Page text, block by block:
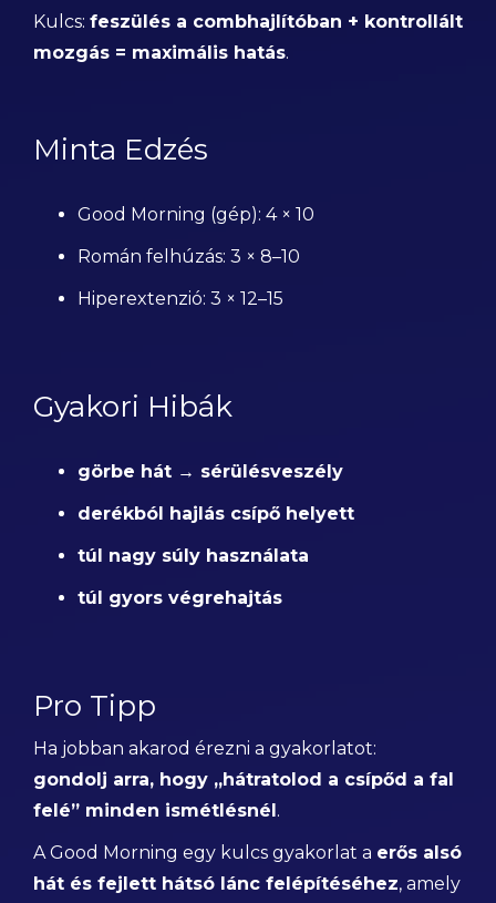
Kulcs: feszülés a combhajlítóban + kontrollált
mozgás = maximális hatás.
Minta Edzés
Good Morning (gép): 4 × 10
Román felhúzás: 3 × 8–10
Hiperextenzió: 3 × 12–15
Gyakori Hibák
görbe hát → sérülésveszély
derékból hajlás csípő helyett
túl nagy súly használata
túl gyors végrehajtás
Pro Tipp
Ha jobban akarod érezni a gyakorlatot:
gondolj arra, hogy „hátratolod a csípőd a fal
felé” minden ismétlésnél.
A Good Morning egy kulcs gyakorlat a erős alsó
hát és fejlett hátsó lánc felépítéséhez, amely